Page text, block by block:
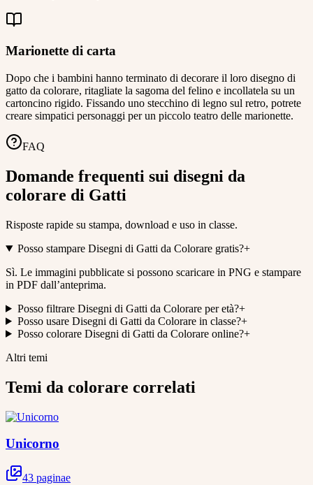
Marionette di carta
Dopo che i bambini hanno terminato di decorare il loro disegno di
gatto da colorare, ritagliate la sagoma del felino e incollatela su un
cartoncino rigido. Fissando uno stecchino di legno sul retro, potrete
creare simpatici personaggi per un piccolo teatro delle marionette.
FAQ
Domande frequenti sui disegni da
colorare di Gatti
Risposte rapide su stampa, download e uso in classe.
Posso stampare Disegni di Gatti da Colorare gratis?+
Sì. Le immagini pubblicate si possono scaricare in PNG e stampare
in PDF dall’anteprima.
Posso filtrare Disegni di Gatti da Colorare per età?+
Posso usare Disegni di Gatti da Colorare in classe?+
Posso colorare Disegni di Gatti da Colorare online?+
Altri temi
Temi da colorare correlati
Unicorno
43 paginae